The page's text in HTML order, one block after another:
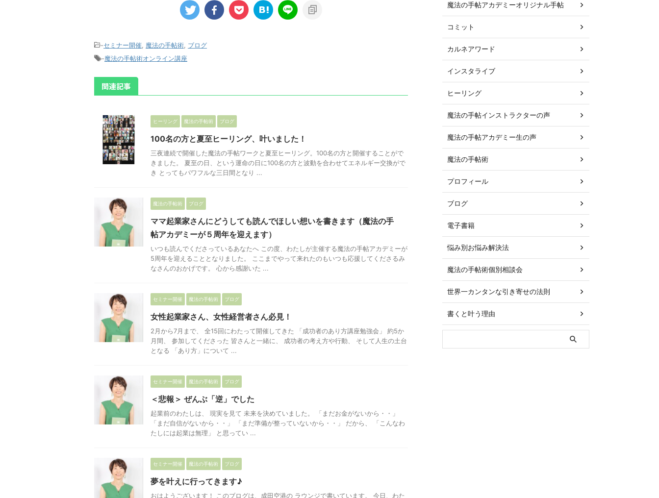
-セミナー開催 魔法の手帖術 ブログ
-魔法の手帖術オンライン講座
関連記事
ヒーリング 魔法の手帖術 ブログ
100名の方と夏至ヒーリング、叶いました！
三夜連続で開催した魔法の手帖ワークと夏至ヒーリング。100名の方と開催することがで
きました。 夏至の日、という運命の日に100名の方と波動を合わせてエネルギー交換がで
き とってもパワフルな三日間となり ...
魔法の手帖術 ブログ
ママ起業家さんにどうしても読んでほしい想いを書きます（魔法の手
帖アカデミーが５周年を迎えます）
いつも読んでくださっているあなたへ この度、わたしが主催する魔法の手帖アカデミーが
5周年を迎えることとなりました。 ここまでやって来れたのもいつも応援してくださるみ
なさんのおかげです。 心から感謝いた ...
セミナー開催 魔法の手帖術 ブログ
女性起業家さん、女性経営者さん必見！
2月から7月まで、 全15回にわたって開催してきた 「成功者のあり方講座勉強会」 約5か
月間、 参加してくださった 皆さんと一緒に、 成功者の考え方や行動、 そして人生の土台
となる 「あり方」について ...
セミナー開催 魔法の手帖術 ブログ
＜悲報＞ ぜんぶ「逆」でした
起業前のわたしは、 現実を見て 未来を決めていました。 「まだお金がないから・・」
「まだ自信がないから・・」 「まだ準備が整っていないから・・」 だから、 「こんなわ
たしには起業は無理」 と思ってい ...
セミナー開催 魔法の手帖術 ブログ
夢を叶えに行ってきます♪
おはようございます！ このブログは、成田空港の ラウンジで書いています。 今日、わた
魔法の手帖アカデミーオリジナル手帖
コミット
カルネアワード
インスタライブ
ヒーリング
魔法の手帖インストラクターの声
魔法の手帖アカデミー生の声
魔法の手帖術
プロフィール
ブログ
電子書籍
悩み別お悩み解決法
魔法の手帖術個別相談会
世界一カンタンな引き寄せの法則
書くと叶う理由